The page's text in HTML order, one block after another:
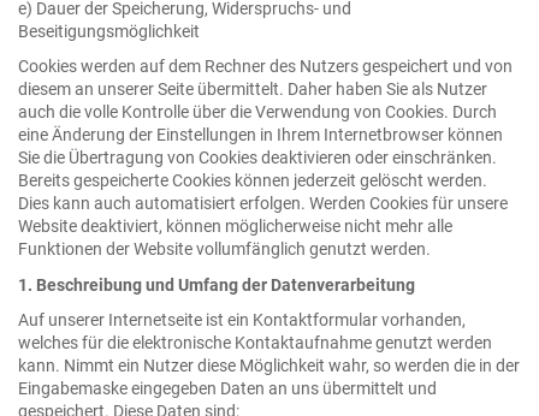
e) Dauer der Speicherung, Widerspruchs- und
Beseitigungsmöglichkeit
Cookies werden auf dem Rechner des Nutzers gespeichert und von
diesem an unserer Seite übermittelt. Daher haben Sie als Nutzer
auch die volle Kontrolle über die Verwendung von Cookies. Durch
eine Änderung der Einstellungen in Ihrem Internetbrowser können
Sie die Übertragung von Cookies deaktivieren oder einschränken.
Bereits gespeicherte Cookies können jederzeit gelöscht werden.
Dies kann auch automatisiert erfolgen. Werden Cookies für unsere
Website deaktiviert, können möglicherweise nicht mehr alle
Funktionen der Website vollumfänglich genutzt werden.
1. Beschreibung und Umfang der Datenverarbeitung
Auf unserer Internetseite ist ein Kontaktformular vorhanden,
welches für die elektronische Kontaktaufnahme genutzt werden
kann. Nimmt ein Nutzer diese Möglichkeit wahr, so werden die in der
Eingabemaske eingegeben Daten an uns übermittelt und
gespeichert. Diese Daten sind: